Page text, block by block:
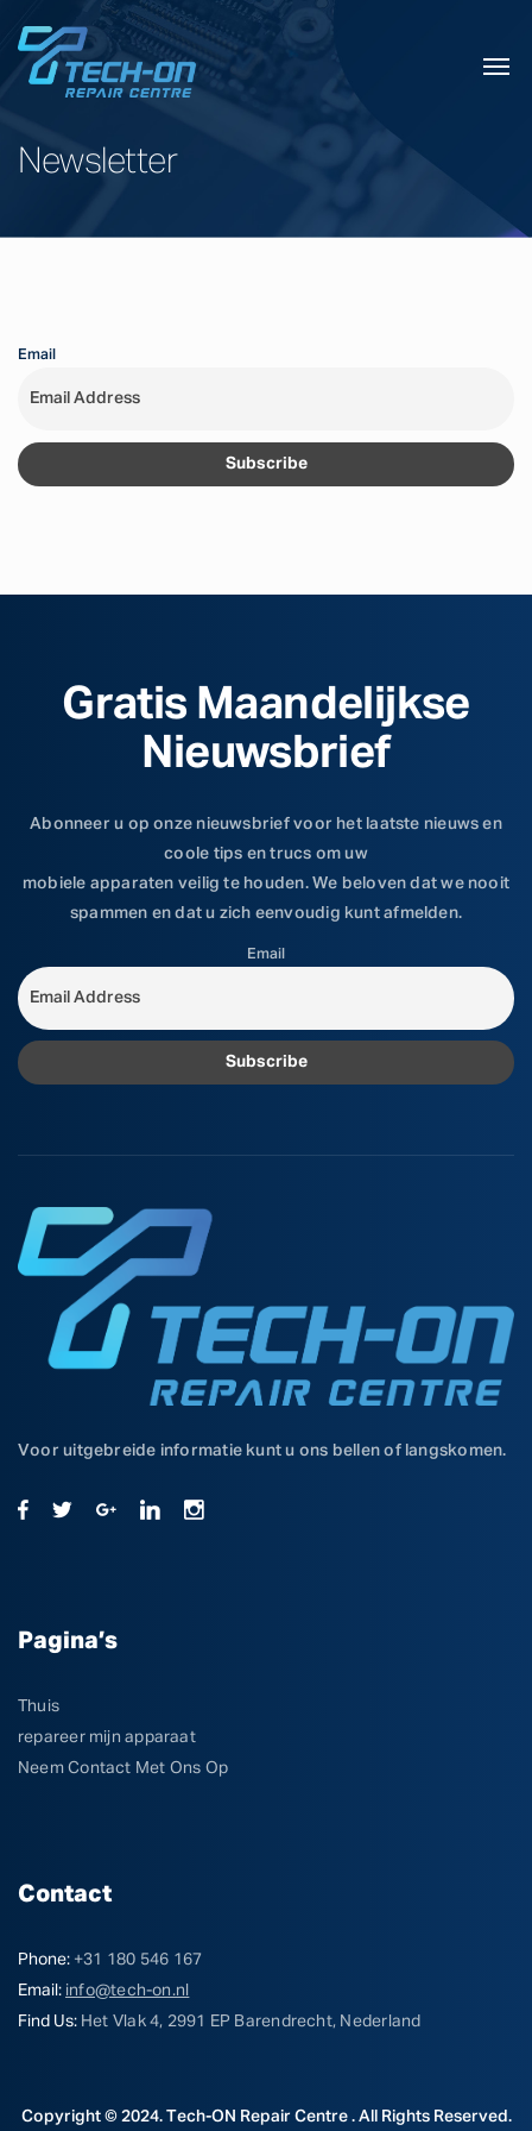
Newsletter
Email
Gratis Maandelijkse
Nieuwsbrief
Abonneer u op onze nieuwsbrief voor het laatste nieuws en
coole tips en trucs om uw
mobiele apparaten veilig te houden. We beloven dat we nooit
spammen en dat u zich eenvoudig kunt afmelden.
Email
Voor uitgebreide informatie kunt u ons bellen of langskomen.
Pagina’s
Thuis
repareer mijn apparaat
Neem Contact Met Ons Op
Contact
Phone: +31 180 546 167
Email: info@tech-on.nl
Find Us: Het Vlak 4, 2991 EP Barendrecht, Nederland
Copyright © 2024. Tech-ON Repair Centre . All Rights Reserved.